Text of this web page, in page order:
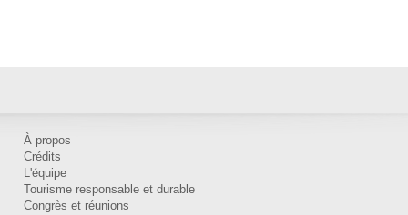
À propos
Crédits
L'équipe
Tourisme responsable et durable
Congrès et réunions